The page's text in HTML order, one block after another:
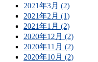
2021年3月 (2)
2021年2月 (1)
2021年1月 (2)
2020年12月 (2)
2020年11月 (2)
2020年10月 (2)